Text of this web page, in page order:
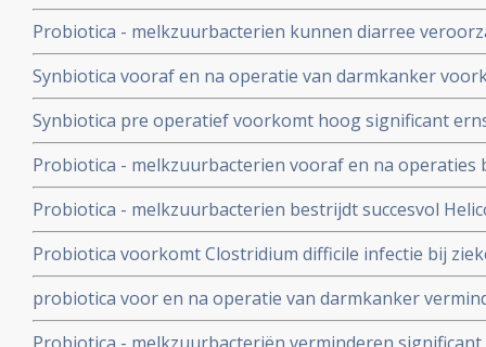
Probiotica - melkzuurbacterien kunnen diarree
radiotherapie bij kanker in de buik of bekken
Synbiotica vooraf en na operatie van darmkanker
operatieve infecties in vergelijking met placebo. 1 vs 9
Synbiotica pre operatief voorkomt hoog significant
in gebied van alvleesklier. 6 versus geen sterfgevallen
Probiotica - melkzuurbacterien vooraf en na
ernstige infecties, bevorderen sneller herstel en
ziekenhuisopname
Probiotica - melkzuurbacterien bestrijdt succesvol
veel minder bijwerkingen van anti-biotica bij
Probiotica voorkomt Clostridium difficile infectie bij
biotica krijgen met meer dan 50 procent
probiotica voor en na operatie van darmkanker
minder infecties, versnelt herstel ontlasting en